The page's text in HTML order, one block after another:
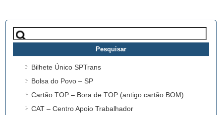
Pesquisar
por:
Bilhete Único SPTrans
Bolsa do Povo – SP
Cartão TOP – Bora de TOP (antigo cartão BOM)
CAT – Centro Apoio Trabalhador